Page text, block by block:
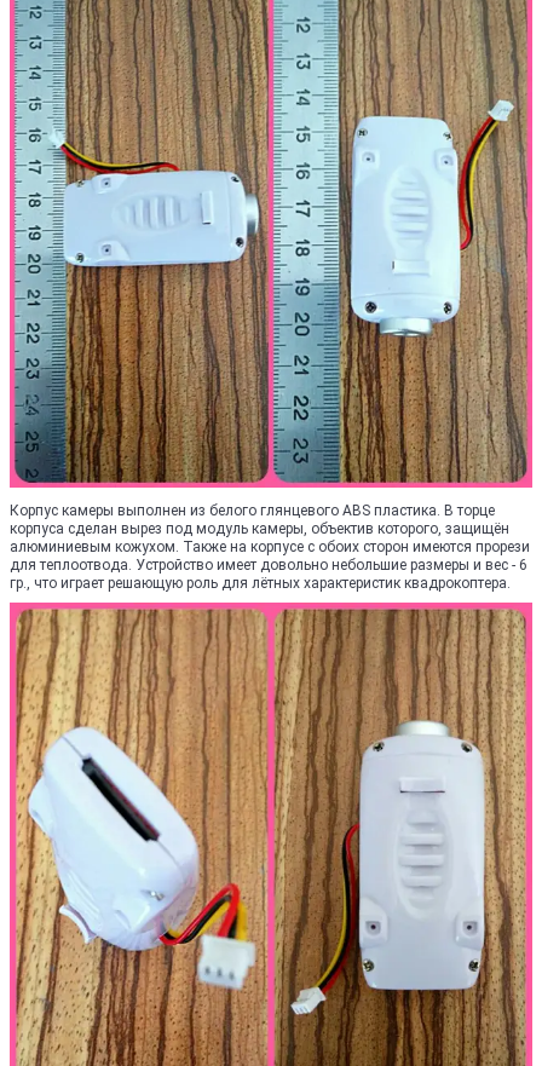
Корпус камеры выполнен из белого глянцевого ABS пластика. В торце
корпуса сделан вырез под модуль камеры, объектив которого, защищён
алюминиевым кожухом. Также на корпусе с обоих сторон имеются прорези
для теплоотвода. Устройство имеет довольно небольшие размеры и вес - 6
гр., что играет решающую роль для лётных характеристик квадрокоптера.